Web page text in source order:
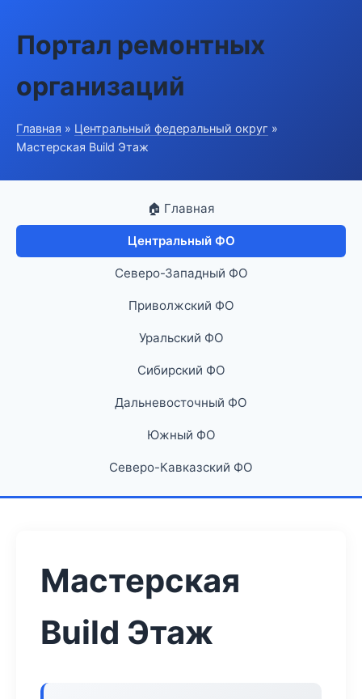
Портал ремонтных
организаций
Главная » Центральный федеральный округ »
Мастерская Build Этаж
🏠 Главная
Центральный ФО
Северо-Западный ФО
Приволжский ФО
Уральский ФО
Сибирский ФО
Дальневосточный ФО
Южный ФО
Северо-Кавказский ФО
Мастерская
Build Этаж